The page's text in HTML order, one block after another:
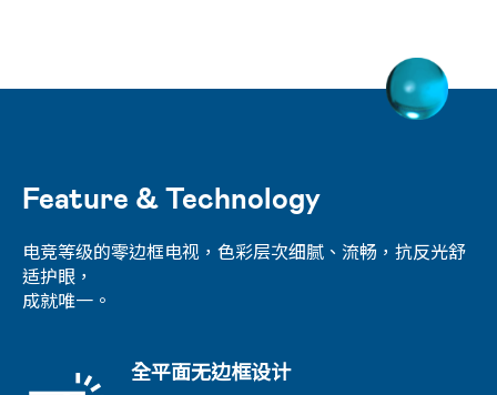
Feature & Technology
电竞等级的零边框电视，色彩层次细腻、流畅，抗反光舒
适护眼，
成就唯一。
全平面无边框设计